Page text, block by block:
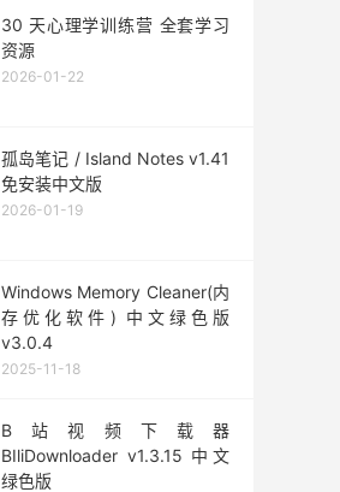
30 天心理学训练营 全套学习
资源
2026-01-22
孤岛笔记 / Island Notes v1.41
免安装中文版
2026-01-19
Windows Memory Cleaner(内
存优化软件) 中文绿色版
v3.0.4
2025-11-18
B站视频下载器
BIliDownloader v1.3.15 中文
绿色版